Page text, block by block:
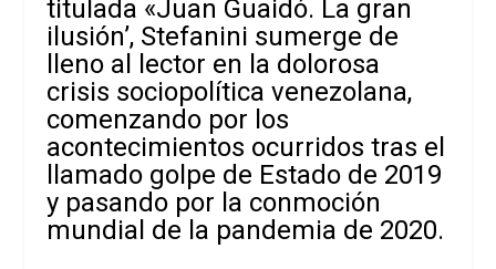
titulada «Juan Guaidó. La gran
ilusión’, Stefanini sumerge de
lleno al lector en la dolorosa
crisis sociopolítica venezolana,
comenzando por los
acontecimientos ocurridos tras el
llamado golpe de Estado de 2019
y pasando por la conmoción
mundial de la pandemia de 2020.